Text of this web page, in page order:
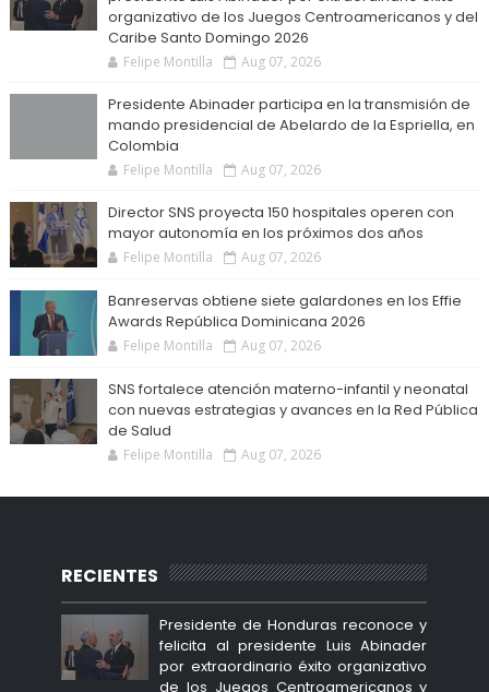
organizativo de los Juegos Centroamericanos y del
Caribe Santo Domingo 2026
Felipe Montilla Aug 07, 2026
Presidente Abinader participa en la transmisión de
mando presidencial de Abelardo de la Espriella, en
Colombia
Felipe Montilla Aug 07, 2026
Director SNS proyecta 150 hospitales operen con
mayor autonomía en los próximos dos años
Felipe Montilla Aug 07, 2026
Banreservas obtiene siete galardones en los Effie
Awards República Dominicana 2026
Felipe Montilla Aug 07, 2026
SNS fortalece atención materno-infantil y neonatal
con nuevas estrategias y avances en la Red Pública
de Salud
Felipe Montilla Aug 07, 2026
RECIENTES
Presidente de Honduras reconoce y
felicita al presidente Luis Abinader
por extraordinario éxito organizativo
de los Juegos Centroamericanos y